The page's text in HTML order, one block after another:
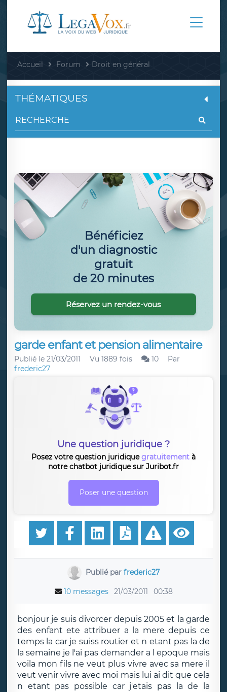
Accueil Forum Droit en général
garde enfant et pension alimentaire
Publié le 21/03/2011 Vu 1889 fois 10
Par
frederic27
Une question juridique ?
Posez votre question juridiquegratuitement à
notre chatbot juridique sur Juribot.fr
Poser une question
Publié par frederic27
10 messages 21/03/2011 00:38
bonjour je suis divorcer depuis 2005 et la garde
des enfant ete attribuer a la mere depuis ce
temps la car je suiss routier et n etant pas la de
la semaine je l'ai pas demander a l epoque mais
voila mon fils ne veut plus vivre avec sa mere il
veut venir vivre avec moi mais lui ai dit que cela
n etant pas possible car j'etais pas la de la
THÉMATIQUES
Bénéficiez
d'un diagnostic
gratuit
de 20 minutes
Réservez un rendez-vous